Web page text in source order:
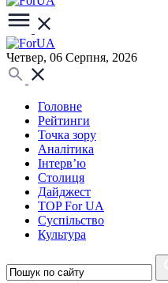
Четвер, 06 Серпня, 2026
Головне
Рейтинги
Точка зору
Аналітика
Інтерв’ю
Столиця
Дайджест
TOP For UA
Суспiльство
Культура